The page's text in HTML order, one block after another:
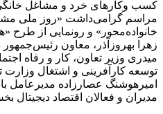
مراسم گرامی‌داشت «روز ملی
خانواده‌محور» و رونمایی از طرح
زهرا بهروزآذر، معاون رئیس‌جمهور
میدری وزیر تعاون، کار و رفاه
توسعه کارآفرینی و اشتغال وزارت
امیرهوشنگ عصارزاده مدیرعامل
مدیران و فعالان اقتصاد